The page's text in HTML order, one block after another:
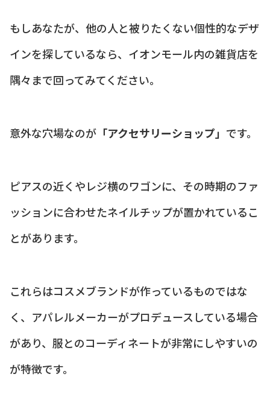
もしあなたが、他の人と被りたくない個性的なデザ
インを探しているなら、イオンモール内の雑貨店を
隅々まで回ってみてください。
意外な穴場なのが 「アクセサリーショップ」 です。
ピアスの近くやレジ横のワゴンに、その時期のファ
ッションに合わせたネイルチップが置かれているこ
とがあります。
これらはコスメブランドが作っているものではな
く、アパレルメーカーがプロデュースしている場合
があり、服とのコーディネートが非常にしやすいの
が特徴です。